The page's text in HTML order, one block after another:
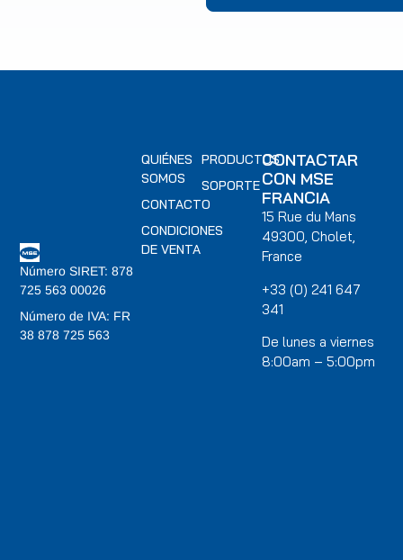
Número SIRET: 878
725 563 00026
Número de IVA: FR
38 878 725 563
PRODUCTOS
SOPORTE
QUIÉNES
SOMOS
CONTACTO
CONDICIONES
DE VENTA
CONTACTAR
CON MSE
FRANCIA
15 Rue du Mans
49300, Cholet,
France
+33 (0) 241 647
341
De lunes a viernes
8:00am – 5:00pm